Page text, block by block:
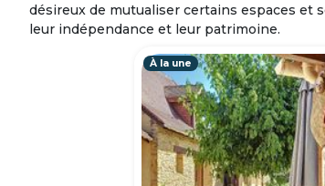
désireux de mutualiser certains espaces et
leur indépendance et leur patrimoine.
À la une